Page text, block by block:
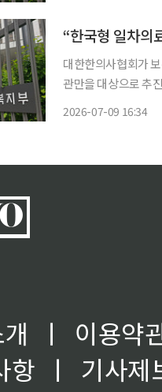
대한한의사협회가
관만을 대상으로 추
2026-07-09 16:34
ㅣ
이용약
항
ㅣ
기사제